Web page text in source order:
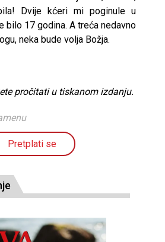
Dvije kćeri mi poginule u
bilo 17 godina. A treća nedavno
neka bude volja Božja.
pročitati u tiskanom izdanju.
Pretplati se